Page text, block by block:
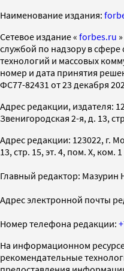
Наименование издания:
Cетевое издание « forbes.ru
службой по надзору в
технологий и массовых
номер и дата принятия
ФС77-82431 от 23 декабря
Адрес редакции, издателя:
Звенигородская 2-я, д. 13,
Адрес редакции: 123022, г.
13, стр. 15, эт. 4, пом. X, ком. 1
Главный редактор: Мазурин
Адрес электронной почты
Номер телефона редакции:
На информационном
рекомендательные